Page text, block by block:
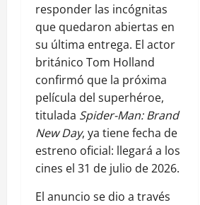
responder las incógnitas
que quedaron abiertas en
su última entrega. El actor
británico Tom Holland
confirmó que la próxima
película del superhéroe,
titulada Spider-Man: Brand
New Day, ya tiene fecha de
estreno oficial: llegará a los
cines el 31 de julio de 2026.
El anuncio se dio a través